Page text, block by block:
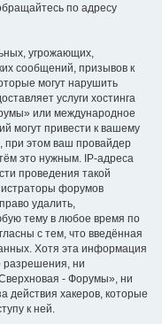
по адресу
угрожающих,
сообщений, призывов к
могут нарушить
услуги хостинга
или международное
могут привести к вашему
при этом ваш провайдер
это нужным. IP-адреса
проведения такой
форумов
удалить,
тему в любое время по
с тем, что введённая
Хотя эта информация
разрешения, ни
- Форумы», ни
действия хакеров, которые
к ней.